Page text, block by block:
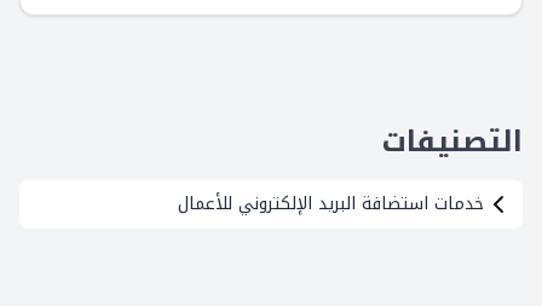
التصنيفات
خدمات استضافة البريد الإلكتروني للأعمال